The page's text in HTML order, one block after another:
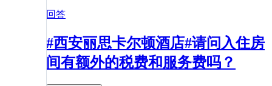
回答
#西安丽思卡尔顿酒店#请问入住房
间有额外的税费和服务费吗？